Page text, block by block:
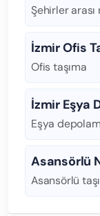
Şehirler
İzmir Ofis
Ofis taşıma
İzmir Eşya
Eşya
Asansörlü
Asansörlü